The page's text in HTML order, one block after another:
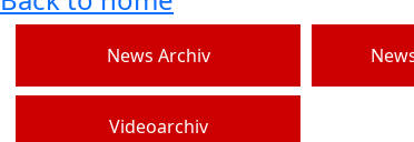
News Archiv
Videoarchiv